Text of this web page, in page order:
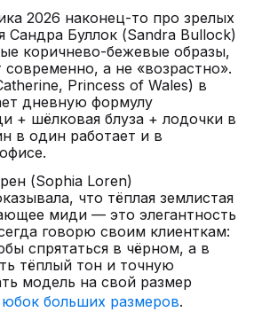
2026 наконец-то про зрелых
Сандра Буллок (Sandra Bullock)
коричнево-бежевые образы,
современно, а не «возрастно».
Princess of Wales) в
дневную формулу
+ шёлковая блуза + лодочки в
в один работает и в
(Sophia Loren)
что тёплая землистая
миди — это элегантность
говорю своим клиенткам:
спрятаться в чёрном, а в
тёплый тон и точную
модель на свой размер
юбок больших размеров.